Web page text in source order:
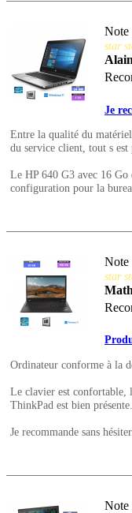
Note
star
Je
Entre la qualité du
du service client, tout s est
Le HP 640 G3 avec 16
configuration pour la
Note
star
Ordinateur conforme à la
Le clavier est confortable,
ThinkPad est bien présente.
Je recommande sans hésiter.
Note